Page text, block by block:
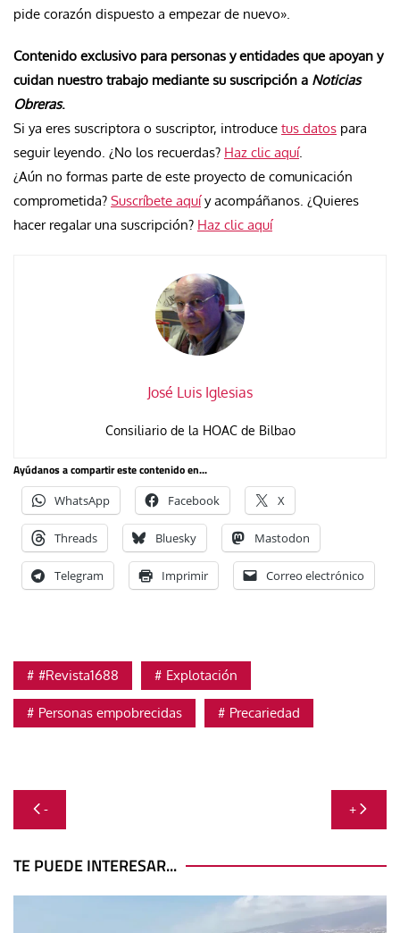
pide corazón dispuesto a empezar de nuevo».
Contenido exclusivo para personas y entidades que apoyan y
cuidan nuestro trabajo mediante su suscripción a Noticias
Obreras.
Si ya eres suscriptora o suscriptor, introduce tus datos para
seguir leyendo. ¿No los recuerdas? Haz clic aquí.
¿Aún no formas parte de este proyecto de comunicación
comprometida? Suscríbete aquíy acompáñanos. ¿Quieres
hacer regalar una suscripción? Haz clic aquí
José Luis Iglesias
Consiliario de la HOAC de Bilbao
Ayúdanos a compartir este contenido en...
WhatsApp Facebook X
Threads Bluesky Mastodon
Telegram Imprimir Correo electrónico
#Revista1688 Explotación
Personas empobrecidas Precariedad
Navegación
de
entradas
- +
TE PUEDE INTERESAR...